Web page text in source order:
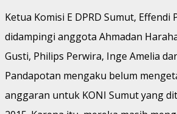
Ketua Komisi E DPRD Sumut, Effendi
didampingi anggota Ahmadan
Gusti, Philips Perwira, Inge Amelia
Pandapotan mengaku belum
anggaran untuk KONI Sumut yang